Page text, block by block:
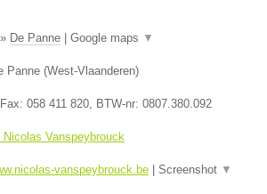
» De Panne Google maps ▼
Panne (West-Vlaanderen)
058 411 820, BTW-nr: 0807.380.092
Nicolas Vanspeybrouck
vanspeybrouck.be Screenshot ▼